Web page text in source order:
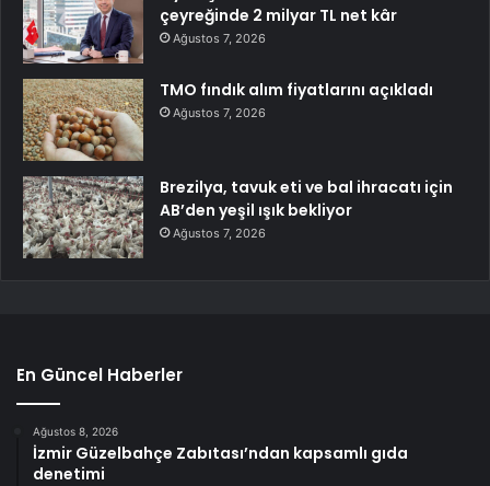
çeyreğinde 2 milyar TL net kâr
Ağustos 7, 2026
TMO fındık alım fiyatlarını açıkladı
Ağustos 7, 2026
Brezilya, tavuk eti ve bal ihracatı için
AB’den yeşil ışık bekliyor
Ağustos 7, 2026
En Güncel Haberler
Ağustos 8, 2026
İzmir Güzelbahçe Zabıtası’ndan kapsamlı gıda
denetimi